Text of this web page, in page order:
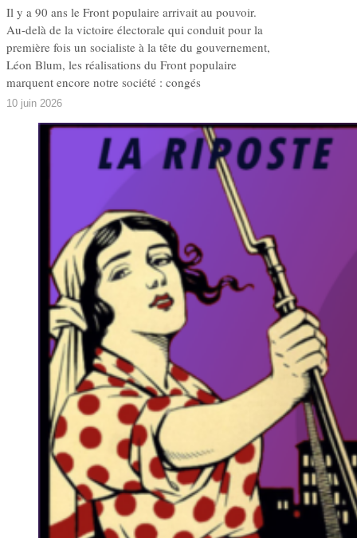
Il y a 90 ans le Front populaire arrivait au pouvoir.
Au-delà de la victoire électorale qui conduit pour la
première fois un socialiste à la tête du gouvernement,
Léon Blum, les réalisations du Front populaire
marquent encore notre société : congés
10 juin 2026